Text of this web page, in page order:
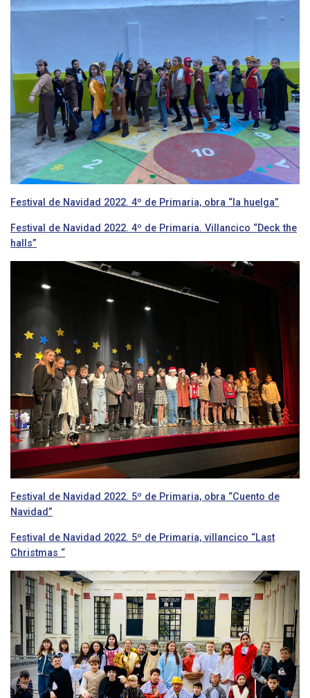
Festival de Navidad 2022. 4º de Primaria, obra “la huelga”
Festival de Navidad 2022. 4º de Primaria. Villancico “Deck the
halls”
Festival de Navidad 2022. 5º de Primaria, obra “Cuento de
Navidad”
Festival de Navidad 2022. 5º de Primaria, villancico “Last
Christmas “